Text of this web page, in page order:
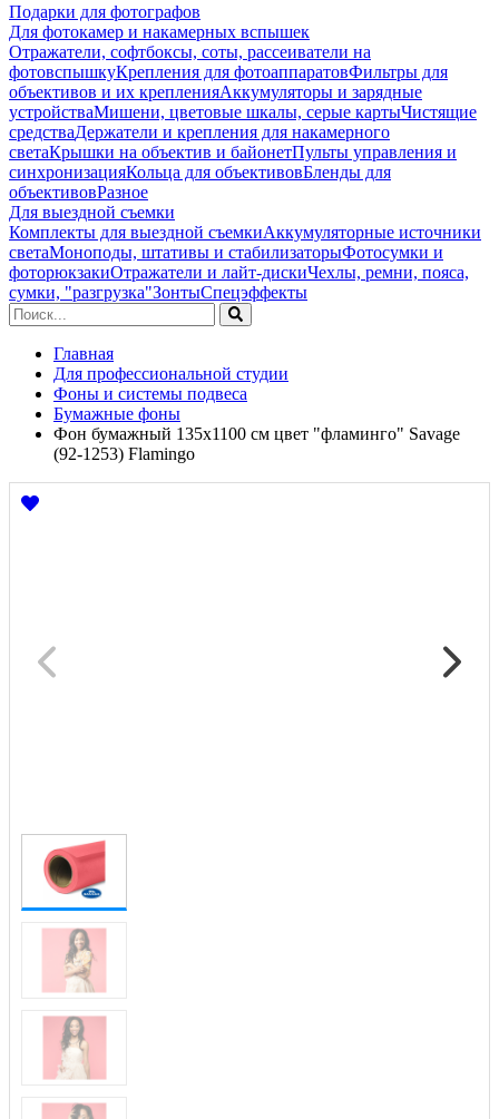
Подарки для фотографов
Для фотокамер и накамерных вспышек
Отражатели, софтбоксы, соты, рассеиватели на
фотовспышкуКрепления для фотоаппаратовФильтры для
объективов и их крепленияАккумуляторы и зарядные
устройстваМишени, цветовые шкалы, серые картыЧистящие
средстваДержатели и крепления для накамерного
светаКрышки на объектив и байонетПульты управления и
синхронизацияКольца для объективовБленды для
объективовРазное
Для выездной съемки
Комплекты для выездной съемкиАккумуляторные источники
светаМоноподы, штативы и стабилизаторыФотосумки и
фоторюкзакиОтражатели и лайт-дискиЧехлы, ремни, пояса,
сумки, "разгрузка"ЗонтыСпецэффекты
Главная
Для профессиональной студии
Фоны и системы подвеса
Бумажные фоны
Фон бумажный 135x1100 см цвет "фламинго" Savage
(92-1253) Flamingo